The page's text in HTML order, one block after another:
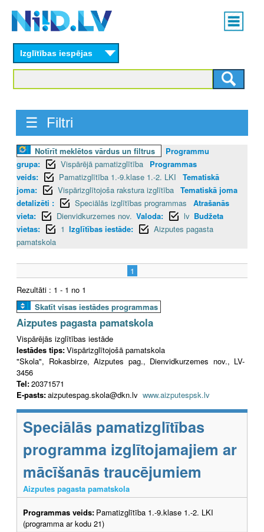
content
Main
menu
Izglītības iespējas
☰ Filtri
Notīrīt meklētos vārdus un filtrus
Programmu
grupa:
Vispārējā pamatizglītība
Programmas
veids:
Pamatizglītība 1.-9.klase 1.-2. LKI
Tematiskā
joma:
Vispārizglītojoša rakstura izglītība Tematiskā joma
detalizēti :
Speciālās izglītības programmas
Atrašanās
vieta:
Dienvidkurzemes nov. Valoda: lv Budžeta
vietas:
1 Izglītības iestāde:
Aizputes pagasta
pamatskola
1
Rezultāti : 1 - 1 no 1
Skatīt visas iestādes programmas
Aizputes pagasta pamatskola
Vispārējās izglītības iestāde
Iestādes tips:Vispārizglītojošā pamatskola
"Skola", Rokasbirze, Aizputes pag., Dienvidkurzemes nov., LV-
3456
Tel:20371571
E-pasts:aizputespag.skola@dkn.lv www.aizputespsk.lv
Speciālās pamatizglītības
programma izglītojamajiem ar
mācīšanās traucējumiem
Aizputes pagasta pamatskola
Programmas veids: Pamatizglītība 1.-9.klase 1.-2. LKI
(programma ar kodu 21)